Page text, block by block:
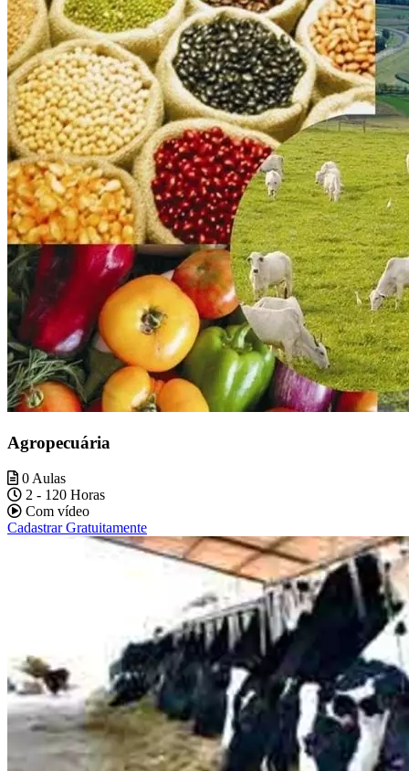
Agropecuária
0 Aulas
2 - 120 Horas
Com vídeo
Cadastrar Gratuitamente